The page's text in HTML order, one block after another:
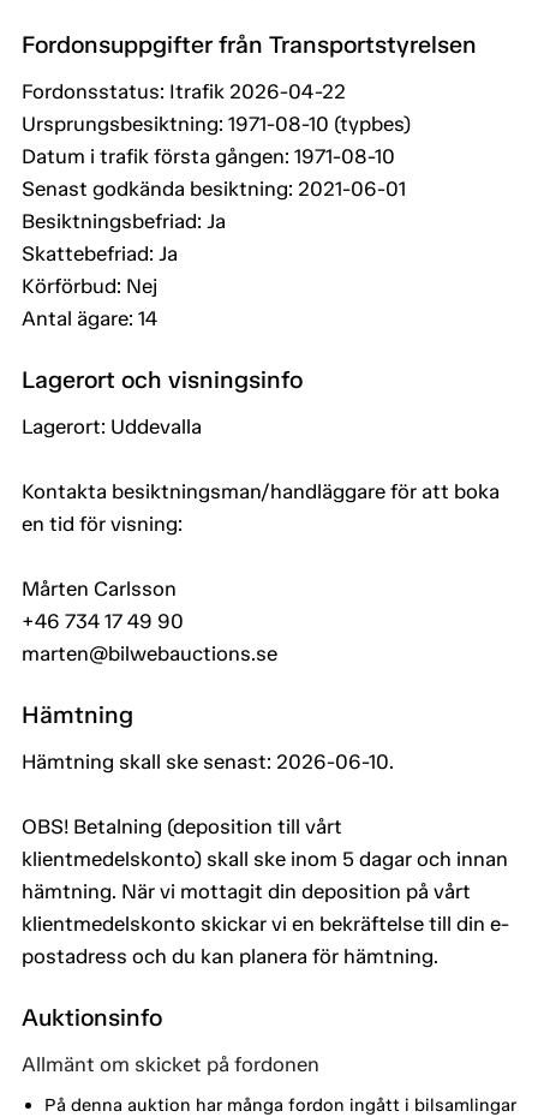
Fordonsuppgifter från Transportstyrelsen
Fordonsstatus: Itrafik 2026-04-22
Ursprungsbesiktning: 1971-08-10 (typbes)
Datum i trafik första gången: 1971-08-10
Senast godkända besiktning: 2021-06-01
Besiktningsbefriad: Ja
Skattebefriad: Ja
Körförbud: Nej
Antal ägare: 14
Lagerort och visningsinfo
Lagerort: Uddevalla
Kontakta besiktningsman/handläggare för att boka
en tid för visning:
Mårten Carlsson
+46 734 17 49 90
marten@bilwebauctions.se
Hämtning
Hämtning skall ske senast: 2026-06-10.
OBS! Betalning (deposition till vårt
klientmedelskonto) skall ske inom 5 dagar och innan
hämtning. När vi mottagit din deposition på vårt
klientmedelskonto skickar vi en bekräftelse till din e-
postadress och du kan planera för hämtning.
Auktionsinfo
Allmänt om skicket på fordonen
På denna auktion har många fordon ingått i bilsamlingar